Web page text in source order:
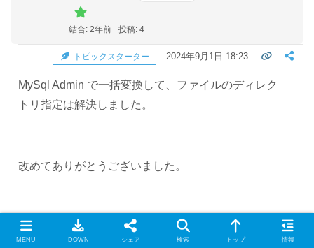
結合: 2年前 投稿: 4
トピックスターター 2024年9月1日 18:23
MySql Admin で一括変換して、ファイルのディレク
トリ指定は解決しました。
改めてありがとうございました。
MENU DOWN シェア 検索 トップ 情報